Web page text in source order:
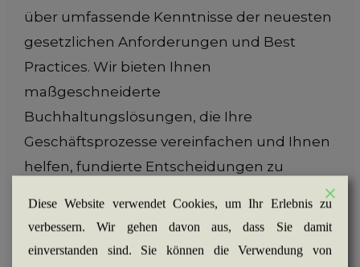
über umfassende Kenntnisse der neuesten
gesetzlichen Anforderungen und Best
Practices. Wir bieten Ihnen
maßgeschneiderte
Buchhaltungslösungen, die Ihre
Geschäftsprozesse vereinfachen und Ihnen
helfen, fundierte Entscheidungen zu
Diese Website verwendet Cookies, um Ihr Erlebnis zu
verbessern. Wir gehen davon aus, dass Sie damit
einverstanden sind. Sie können die Verwendung von